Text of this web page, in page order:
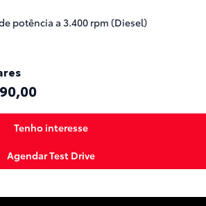
Tenho interesse
Agendar Test Drive
potência a 3.400 rpm (Diesel)